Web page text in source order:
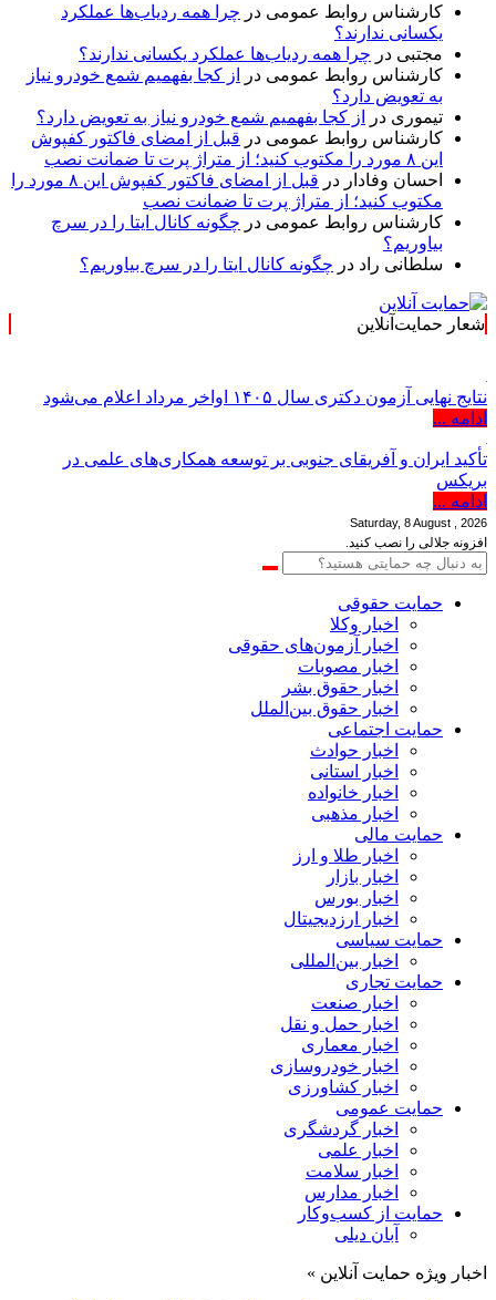
کارشناس روابط عمومی در چرا همه ردیاب‌ها عملکرد
یکسانی ندارند؟
مجتبی در چرا همه ردیاب‌ها عملکرد یکسانی ندارند؟
کارشناس روابط عمومی در
از کجا بفهمیم شمع خودرو نیاز
به تعویض دارد؟
تیموری در
از کجا بفهمیم شمع خودرو نیاز به تعویض دارد؟
کارشناس روابط عمومی در قبل از امضای فاکتور کفپوش
این ۸ مورد را مکتوب کنید؛ از متراژ پرت تا ضمانت نصب
احسان وفادار در
قبل از امضای فاکتور کفپوش این ۸ مورد را
مکتوب کنید؛ از متراژ پرت تا ضمانت نصب
کارشناس روابط عمومی در چگونه کانال ایتا را در سرچ
بیاوریم؟
سلطانی راد در چگونه کانال ایتا را در سرچ بیاوریم؟
شعار حمایت‌آنلاین
نتایج نهایی آزمون دکتری سال ۱۴۰۵ اواخر مرداد اعلام می‌شود
ادامه ...
تأکید ایران و آفریقای جنوبی بر توسعه همکاری‌های علمی در
بریکس
ادامه ...
Saturday, 8 August , 2026
افزونه جلالی را نصب کنید.
حمایت حقوقی
اخبار وکلا
اخبار آزمون‌های حقوقی
اخبار مصوبات
اخبار حقوق بشر
اخبار حقوق بین‌الملل
حمایت اجتماعی
اخبار حوادث
اخبار استانی
اخبار خانواده
اخبار مذهبی
حمایت مالی
اخبار طلا و ارز
اخبار بازار
اخبار بورس
اخبار ارزدیجیتال
حمایت سیاسی
اخبار بین‌المللی
حمایت تجاری
اخبار صنعت
اخبار حمل و نقل
اخبار معماری
اخبار خودروسازی
اخبار کشاورزی
حمایت عمومی
اخبار گردشگری
اخبار علمی
اخبار سلامت
اخبار مدارس
حمایت از کسب‌وکار
آبان دیلی
اخبار ویژه حمایت آنلاین »